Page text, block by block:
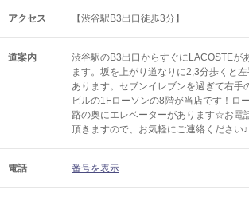
アクセス 【渋谷駅B3出口徒歩3分】
道案内
渋谷駅のB3出口からすぐにLACOSTEが
ます。坂を上がり道なりに2,3分歩くと
あります。セブンイレブンを過ぎて右手
ビルの1Fローソンの8階が当店です！ロ
路の奥にエレベーターがあります☆お電
頂きますので、お気軽にご連絡ください♪
電話 番号を表示